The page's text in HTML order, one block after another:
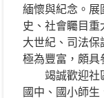
緬懷與紀念。展
史、社會矚目
大世紀、司法
極為豐富，頗具
竭誠歡迎社區
國中、國小師